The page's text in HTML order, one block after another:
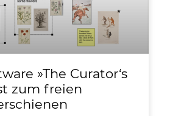
»The Curator‘s
zum freien